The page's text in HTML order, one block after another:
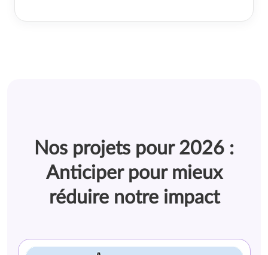
Nos projets pour 2026 :
Anticiper pour mieux
réduire notre impact